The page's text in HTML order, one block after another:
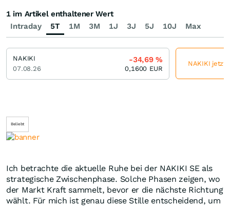
Beliebt
Ich betrachte die aktuelle Ruhe bei der NAKIKI SE als
strategische Zwischenphase. Solche Phasen zeigen, wo
der Markt Kraft sammelt, bevor er die nächste Richtung
wählt. Für mich ist genau diese Stille entscheidend, um
Intraday 5T 1M 3M 1J 3J 5J 10J Max
1 im Artikel enthaltener Wert
NAKIKI
07.08.26
-34,69%
0,1600 EUR
NAKIKI jetzt